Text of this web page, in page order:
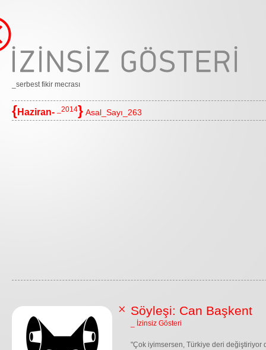
_serbest fikir mecrası
{Haziran- _2014} Asal_Sayı_263
Söyleşi: Can Başkent
_ İzinsiz Gösteri
"Çok iyimsersen, Türkiye deri değiştiriyor